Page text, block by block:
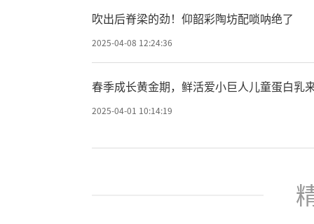
吹出后脊梁的劲！仰韶彩陶坊配唢呐绝了
2025-04-08 12:24:36
春季成长黄金期，鲜活爱小巨人儿童蛋白乳
2025-04-01 10:14:19